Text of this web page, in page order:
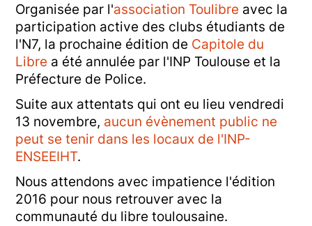
Organisée par l'association Toulibre avec la
participation active des clubs étudiants de
l'N7, la prochaine édition de Capitole du
Libre a été annulée par l'INP Toulouse et la
Préfecture de Police.
Suite aux attentats qui ont eu lieu vendredi
13 novembre, aucun évènement public ne
peut se tenir dans les locaux de l'INP-
ENSEEIHT.
Nous attendons avec impatience l'édition
2016 pour nous retrouver avec la
communauté du libre toulousaine.